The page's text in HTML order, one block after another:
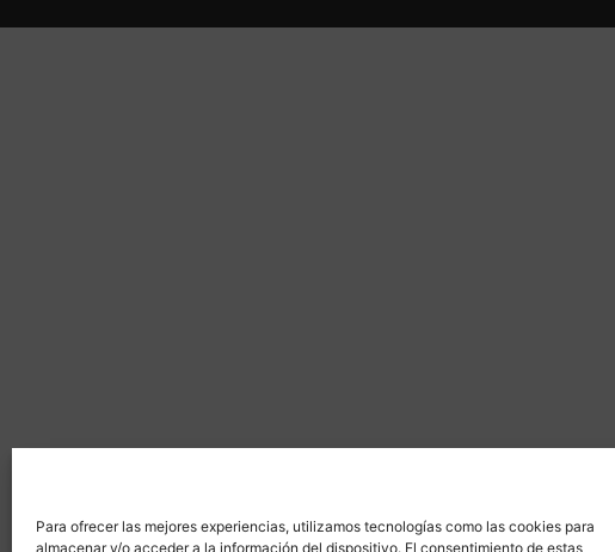
Para ofrecer las mejores experiencias, utilizamos tecnologías como las cookies para
almacenar y/o acceder a la información del dispositivo. El consentimiento de estas